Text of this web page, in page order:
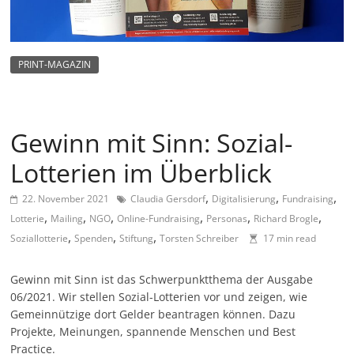
g
n
f
ü
r
S
z
i
a
l
PRINT-MAGAZIN
Gewinn mit Sinn: Sozial-
Lotterien im Überblick
22. November 2021 Claudia Gersdorf, Digitalisierung, Fundraising,
Lotterie, Mailing, NGO,Online-Fundraising, Personas, Richard Brogle,
Soziallotterie,Spenden,Stiftung,Torsten Schreiber 17 min read
Gewinn mit Sinn ist das Schwerpunktthema der Ausgabe
06/2021. Wir stellen Sozial-Lotterien vor und zeigen, wie
Gemeinnützige dort Gelder beantragen können. Dazu
Projekte, Meinungen, spannende Menschen und Best
Practice.